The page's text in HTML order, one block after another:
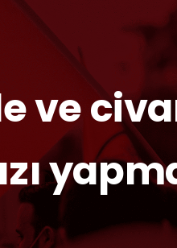
ve